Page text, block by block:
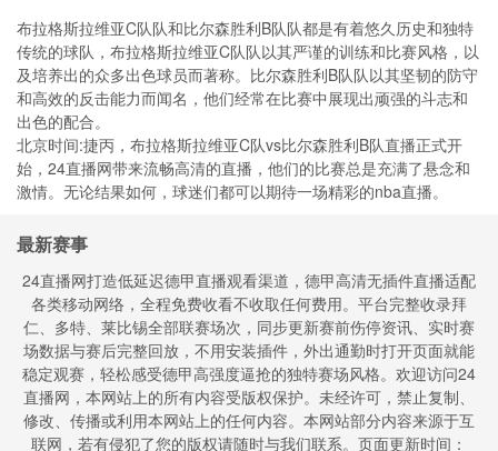
布拉格斯拉维亚C队队和比尔森胜利B队队都是有着悠久历史和独特
传统的球队，布拉格斯拉维亚C队队以其严谨的训练和比赛风格，以
及培养出的众多出色球员而著称。比尔森胜利B队队以其坚韧的防守
和高效的反击能力而闻名，他们经常在比赛中展现出顽强的斗志和
出色的配合。
北京时间:捷丙，布拉格斯拉维亚C队vs比尔森胜利B队直播正式开
始，24直播网带来流畅高清的直播，他们的比赛总是充满了悬念和
激情。无论结果如何，球迷们都可以期待一场精彩的nba直播。
最新赛事
24直播网打造低延迟德甲直播观看渠道，德甲高清无插件直播适配
各类移动网络，全程免费收看不收取任何费用。平台完整收录拜
仁、多特、莱比锡全部联赛场次，同步更新赛前伤停资讯、实时赛
场数据与赛后完整回放，不用安装插件，外出通勤时打开页面就能
稳定观赛，轻松感受德甲高强度逼抢的独特赛场风格。欢迎访问24
直播网，本网站上的所有内容受版权保护。未经许可，禁止复制、
修改、传播或利用本网站上的任何内容。本网站部分内容来源于互
联网，若有侵犯了您的版权请随时与我们联系。页面更新时间：